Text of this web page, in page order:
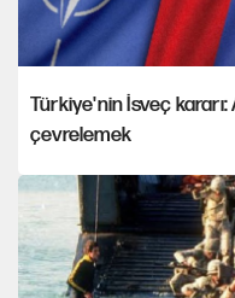
Türkiye'nin İsveç
çevrelemek